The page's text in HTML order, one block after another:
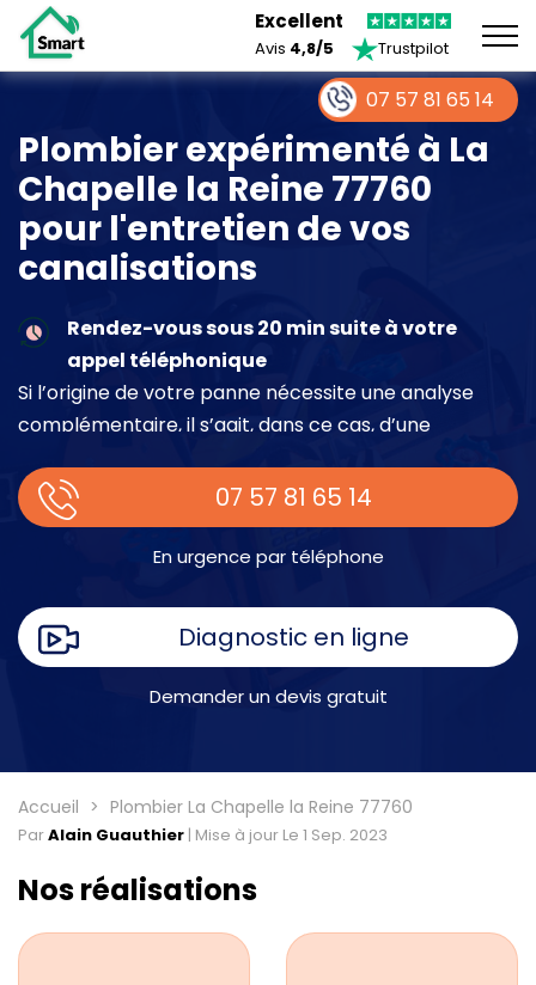
Excellent
Avis 4,8/5 Trustpilot
Plombier expérimenté à La
Chapelle la Reine 77760
pour l'entretien de vos
canalisations
Rendez-vous sous 20 min suite à votre
appel téléphonique
Si l’origine de votre panne nécessite une analyse
complémentaire, il s’agit, dans ce cas, d’une
place.
07 57 81 65 14
En urgence par téléphone
Diagnostic en ligne
Demander un devis gratuit
Accueil Plombier La Chapelle la Reine 77760
ParAlain Guauthier | Mise à jour Le 1 Sep. 2023
Nos réalisations
07 57 81 65 14